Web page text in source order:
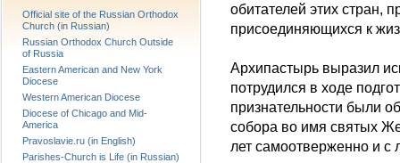
обитателей этих стран,
присоединяющихся к
Архипастырь выразил
потрудился в ходе
признательности были
собора во имя святых
лет самоотверженно и с
Official site of the Russian Orthodox
Church (in Russian)
Russian Orthodox Church Outside
of Russia
Eastern American and New York
Diocese
Western American Diocese
Diocese of Chicago and Mid-
America
Pravoslavie.ru (in English)
Parishes-Church is Life (in Russian)